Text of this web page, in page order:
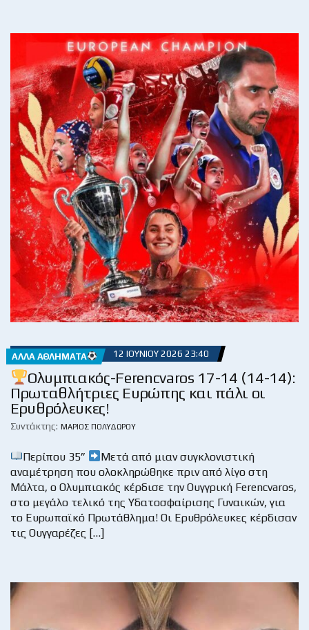
ΆΛΛΑ ΑΘΛΉΜΑΤΑ 12 ΙΟΥΝΊΟΥ 2026 23:40
Ολυμπιακός-Ferencvaros 17-14 (14-14):
Πρωταθλήτριες Ευρώπης και πάλι οι
Ερυθρόλευκες!
Συντάκτης: ΜΆΡΙΟΣ ΠΟΛΥΔΏΡΟΥ
Περίπου 35”
Μετά από μιαν συγκλονιστική
αναμέτρηση που ολοκληρώθηκε πριν από λίγο στη
Μάλτα, ο Ολυμπιακός κέρδισε την Ουγγρική Ferencvaros,
στο μεγάλο τελικό της Υδατοσφαίρισης Γυναικών, για
το Ευρωπαϊκό Πρωτάθλημα! Οι Ερυθρόλευκες κέρδισαν
τις Ουγγαρέζες […]